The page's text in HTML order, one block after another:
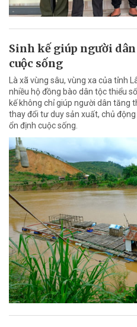
Sinh kế giúp người
cuộc sống
Là xã vùng sâu, vùng xa của tỉnh
nhiều hộ đồng bào dân tộc thiểu
kế không chỉ giúp người dân tăng
thay đổi tư duy sản xuất, chủ
ổn định cuộc sống.